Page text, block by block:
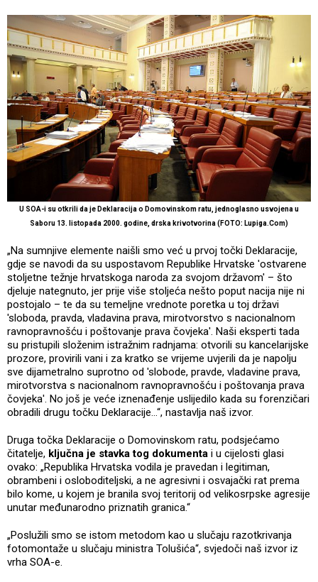
U SOA-i su otkrili da je Deklaracija o Domovinskom ratu, jednoglasno usvojena u
Saboru 13. listopada 2000. godine, drska krivotvorina (FOTO: Lupiga.Com)
„Na sumnjive elemente naišli smo već u prvoj točki Deklaracije,
gdje se navodi da su uspostavom Republike Hrvatske 'ostvarene
stoljetne težnje hrvatskoga naroda za svojom državom' – što
djeluje nategnuto, jer prije više stoljeća nešto poput nacija nije ni
postojalo – te da su temeljne vrednote poretka u toj državi
'sloboda, pravda, vladavina prava, mirotvorstvo s nacionalnom
ravnopravnošću i poštovanje prava čovjeka'. Naši eksperti tada
su pristupili složenim istražnim radnjama: otvorili su kancelarijske
prozore, provirili vani i za kratko se vrijeme uvjerili da je napolju
sve dijametralno suprotno od 'slobode, pravde, vladavine prava,
mirotvorstva s nacionalnom ravnopravnošću i poštovanja prava
čovjeka'. No još je veće iznenađenje uslijedilo kada su forenzičari
obradili drugu točku Deklaracije…“, nastavlja naš izvor.
Druga točka Deklaracije o Domovinskom ratu, podsjećamo
čitatelje, ključna je stavka tog dokumenta i u cijelosti glasi
ovako: „Republika Hrvatska vodila je pravedan i legitiman,
obrambeni i osloboditeljski, a ne agresivni i osvajački rat prema
bilo kome, u kojem je branila svoj teritorij od velikosrpske agresije
unutar međunarodno priznatih granica.“
„Poslužili smo se istom metodom kao u slučaju razotkrivanja
fotomontaže u slučaju ministra Tolušića“, svjedoči naš izvor iz
vrha SOA-e.